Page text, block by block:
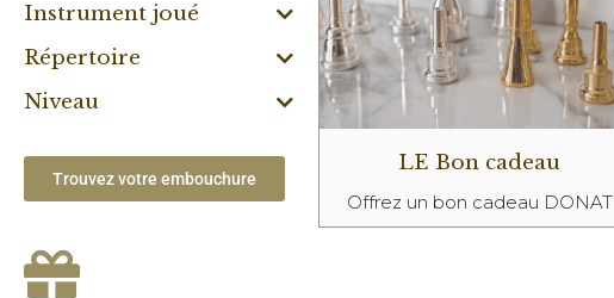
Instrument joué
Répertoire
Niveau
Trouvez votre embouchure
LE Bon cadeau
Offrez un bon cadeau DONAT